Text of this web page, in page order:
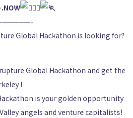
Global Hackathon is looking for?
Global Hackathon and get the
!
is your golden opportunity
angels and venture capitalists!